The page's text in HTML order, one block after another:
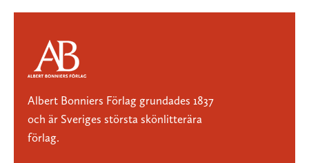
Albert Bonniers Förlag grundades 1837
och är Sveriges största skönlitterära
förlag.